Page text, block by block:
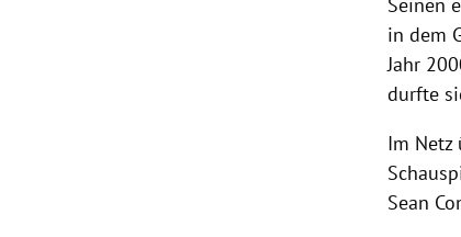
Seinen
in dem
Jahr
durfte
Im Netz
Sean